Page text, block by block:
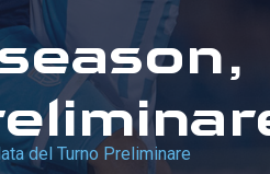
del Turno Preliminare